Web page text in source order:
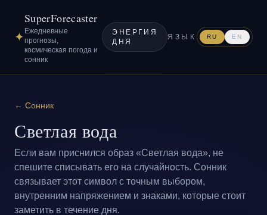
✦
SuperForecaster
Ежедневные
прогнозы,
космическая погода и
сонник
ЭНЕРГИЯ
ДНЯ
ЯЗЫК RU EN
← Сонник
Светлая вода
Если вам приснился образ «Светлая вода», не
спешите списывать его на случайность. Сонник
связывает этот символ с точным выбором,
внутренним напряжением и знаками, которые стоит
заметить в течение дня.